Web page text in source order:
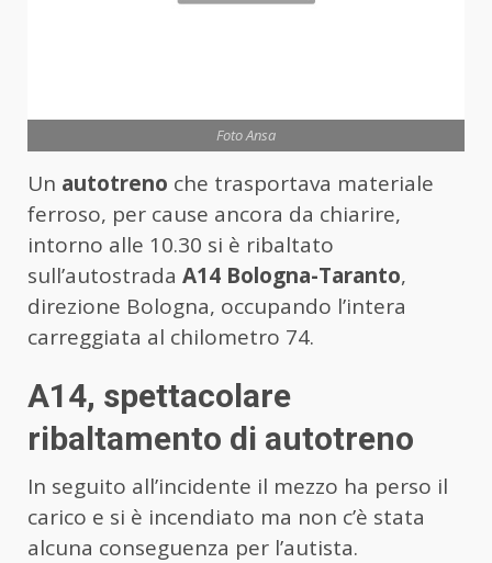
Foto Ansa
Un autotreno che trasportava materiale
ferroso, per cause ancora da chiarire,
intorno alle 10.30 si è ribaltato
sull’autostrada A14 Bologna-Taranto,
direzione Bologna, occupando l’intera
carreggiata al chilometro 74.
A14, spettacolare
ribaltamento di autotreno
In seguito all’incidente il mezzo ha perso il
carico e si è incendiato ma non c’è stata
alcuna conseguenza per l’autista.